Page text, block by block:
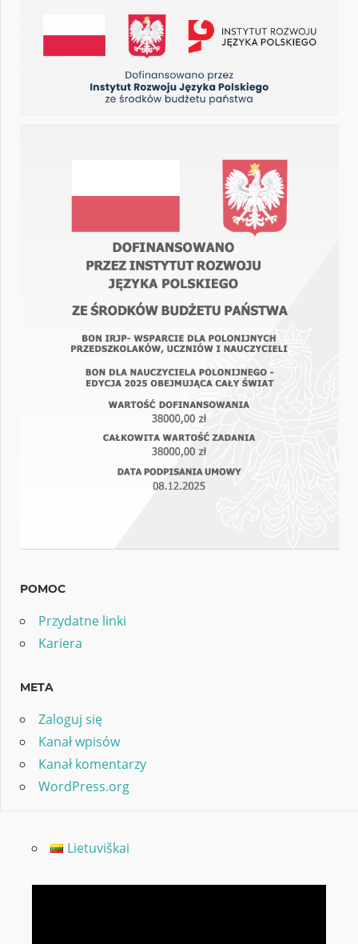
POMOC
Przydatne linki
Kariera
META
Zaloguj się
Kanał wpisów
Kanał komentarzy
WordPress.org
Lietuviškai